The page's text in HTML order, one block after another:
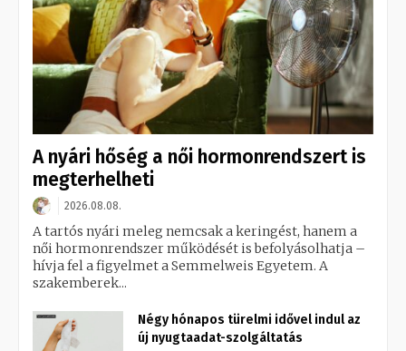
A nyári hőség a női hormonrendszert is
megterhelheti
2026.08.08.
A tartós nyári meleg nemcsak a keringést, hanem a
női hormonrendszer működését is befolyásolhatja –
hívja fel a figyelmet a Semmelweis Egyetem. A
szakemberek...
Négy hónapos türelmi idővel indul az
új nyugtaadat-szolgáltatás